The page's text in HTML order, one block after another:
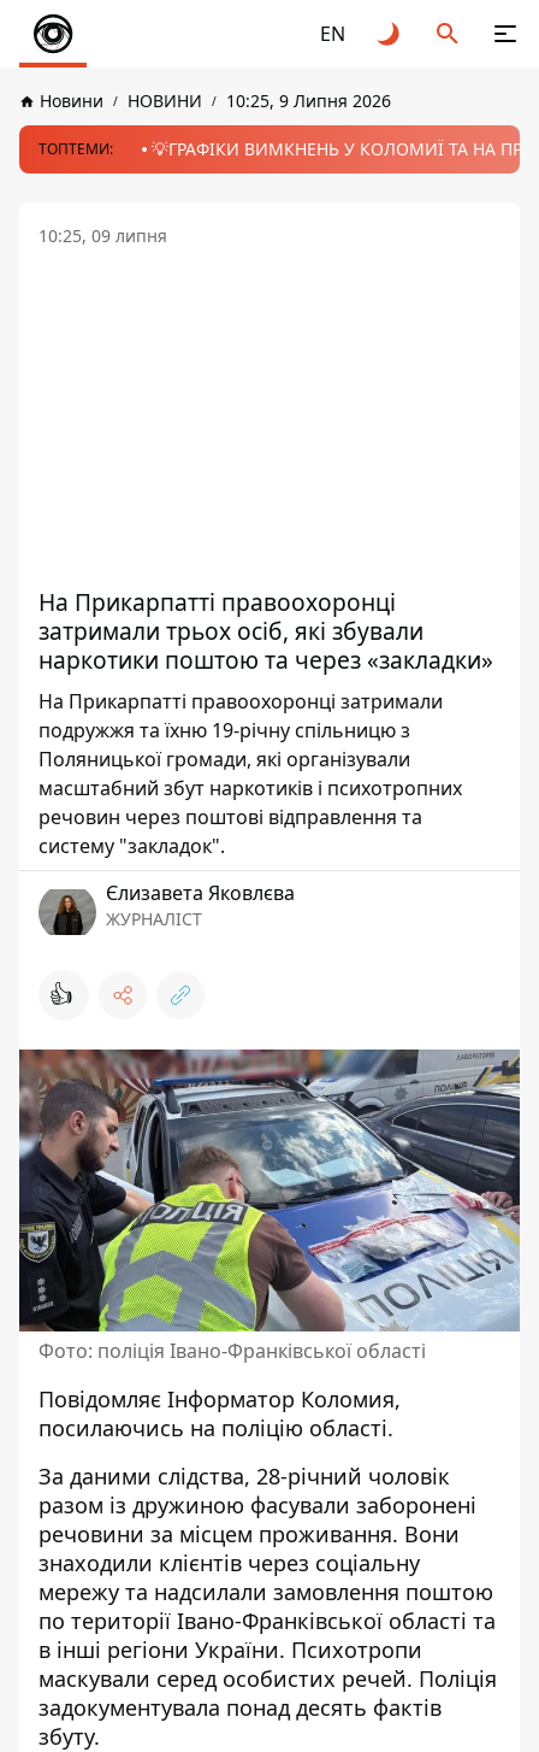
EN
Новини НОВИНИ 10:25, 9 Липня 2026
ТОПТЕМИ: 💡ГРАФІКИ ВИМКНЕНЬ У КОЛОМИЇ ТА НА
10:25, 09 липня
На Прикарпатті правоохоронці
затримали трьох осіб, які збували
наркотики поштою та через «закладки»
На Прикарпатті правоохоронці затримали
подружжя та їхню 19-річну спільницю з
Поляницької громади, які організували
масштабний збут наркотиків і психотропних
речовин через поштові відправлення та
систему "закладок".
Єлизавета Яковлєва
ЖУРНАЛІСТ
👍
Фото: поліція Івано-Франківської області
Повідомляє Інформатор Коломия,
посилаючись на поліцію області.
За даними слідства, 28-річний чоловік
разом із дружиною фасували заборонені
речовини за місцем проживання. Вони
знаходили клієнтів через соціальну
мережу та надсилали замовлення поштою
по території Івано-Франківської області та
в інші регіони України. Психотропи
маскували серед особистих речей. Поліція
задокументувала понад десять фактів
збуту.